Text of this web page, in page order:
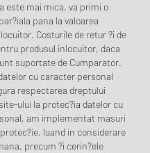
este mai mica, va primi o
pana la valoarea
Costurile de retur ?i de
produsul inlocuitor, daca
suportate de Cumparator.
cu caracter personal
respectarea dreptului
ului la protec?ia datelor cu
am implementat masuri
luand in considerare
precum ?i cerin?ele